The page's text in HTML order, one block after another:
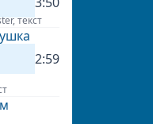
текст
2:59